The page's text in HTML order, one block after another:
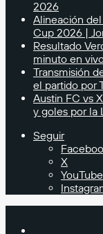
2026
Alineación
Cup 2026 |
Resultado
minuto en
Transmisión
el partido por
Austin FC vs
y goles por la
Seguir
X
YouTube